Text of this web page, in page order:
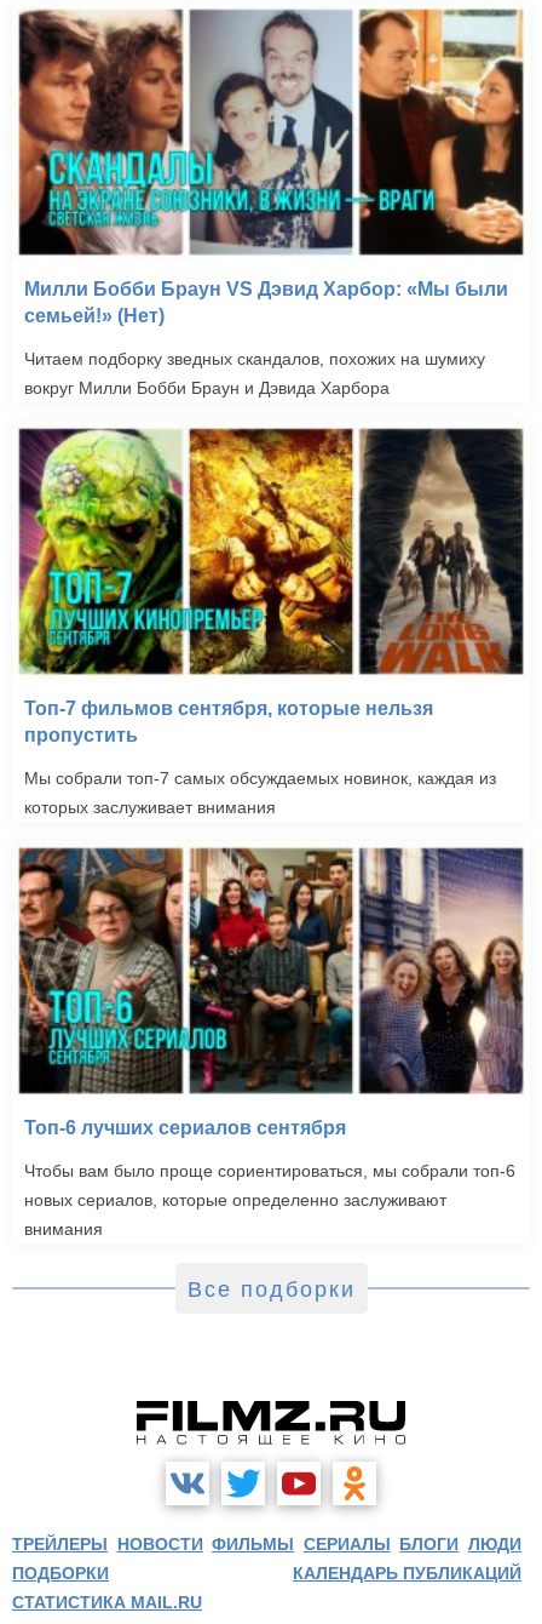
Милли Бобби Браун VS Дэвид Харбор: «Мы были
семьей!» (Нет)
Читаем подборку зведных скандалов, похожих на шумиху
вокруг Милли Бобби Браун и Дэвида Харбора
Топ-7 фильмов сентября, которые нельзя
пропустить
Мы собрали топ-7 самых обсуждаемых новинок, каждая из
которых заслуживает внимания
Топ-6 лучших сериалов сентября
Чтобы вам было проще сориентироваться, мы собрали топ-6
новых сериалов, которые определенно заслуживают
внимания
Все подборки
ТРЕЙЛЕРЫ НОВОСТИ ФИЛЬМЫ СЕРИАЛЫ БЛОГИ ЛЮДИ
ПОДБОРКИ
КАЛЕНДАРЬ ПУБЛИКАЦИЙ
СТАТИСТИКА MAIL.RU